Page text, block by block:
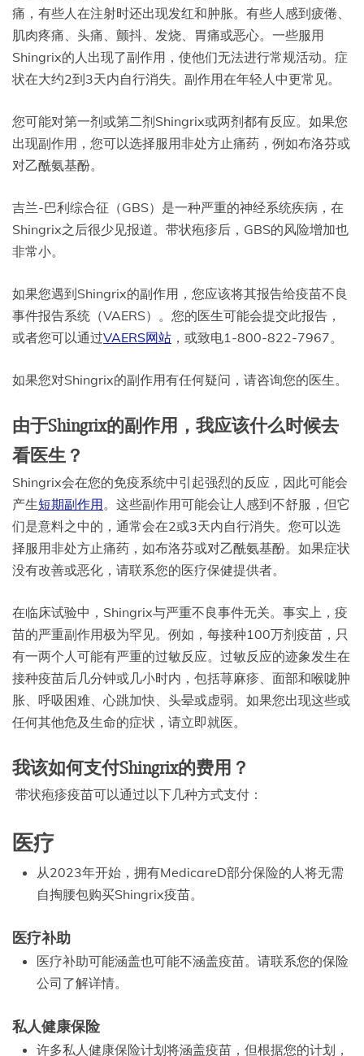
痛，有些人在注射时还出现发红和肿胀。有些人感到疲倦、
肌肉疼痛、头痛、颤抖、发烧、胃痛或恶心。一些服用
Shingrix的人出现了副作用，使他们无法进行常规活动。症
状在大约2到3天内自行消失。副作用在年轻人中更常见。
您可能对第一剂或第二剂Shingrix或两剂都有反应。如果您
出现副作用，您可以选择服用非处方止痛药，例如布洛芬或
对乙酰氨基酚。
吉兰-巴利综合征（GBS）是一种严重的神经系统疾病，在
Shingrix之后很少见报道。带状疱疹后，GBS的风险增加也
非常小。
如果您遇到Shingrix的副作用，您应该将其报告给疫苗不良
事件报告系统（VAERS）。您的医生可能会提交此报告，
或者您可以通过VAERS网站 ，或致电1-800-822-7967。
如果您对Shingrix的副作用有任何疑问，请咨询您的医生。
由于Shingrix的副作用，我应该什么时候去
看医生？
Shingrix会在您的免疫系统中引起强烈的反应，因此可能会
产生短期副作用。这些副作用可能会让人感到不舒服，但它
们是意料之中的，通常会在2或3天内自行消失。您可以选
择服用非处方止痛药，如布洛芬或对乙酰氨基酚。如果症状
没有改善或恶化，请联系您的医疗保健提供者。
在临床试验中，Shingrix与严重不良事件无关。事实上，疫
苗的严重副作用极为罕见。例如，每接种100万剂疫苗，只
有一两个人可能有严重的过敏反应。过敏反应的迹象发生在
接种疫苗后几分钟或几小时内，包括荨麻疹、面部和喉咙肿
胀、呼吸困难、心跳加快、头晕或虚弱。如果您出现这些或
任何其他危及生命的症状，请立即就医。
我该如何支付Shingrix的费用？
带状疱疹疫苗可以通过以下几种方式支付：
医疗
从2023年开始，拥有MedicareD部分保险的人将无需
自掏腰包购买Shingrix疫苗。
医疗补助
医疗补助可能涵盖也可能不涵盖疫苗。请联系您的保险
公司了解详情。
私人健康保险
许多私人健康保险计划将涵盖疫苗，但根据您的计划，